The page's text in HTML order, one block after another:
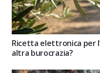
Ricetta elettronica per
altra burocrazia?